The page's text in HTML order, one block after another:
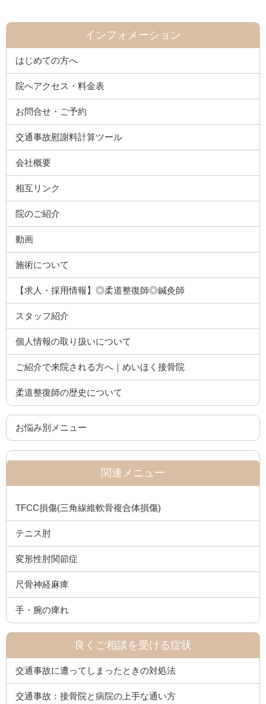
インフォメーション
はじめての方へ
院へアクセス・料金表
お問合せ・ご予約
交通事故慰謝料計算ツール
会社概要
相互リンク
院のご紹介
動画
施術について
【求人・採用情報】◎柔道整復師◎鍼灸師
スタッフ紹介
個人情報の取り扱いについて
ご紹介で来院される方へ｜めいほく接骨院
柔道整復師の歴史について
お悩み別メニュー
関連メニュー
TFCC損傷(三角線維軟骨複合体損傷)
テニス肘
変形性肘関節症
尺骨神経麻痺
手・腕の痺れ
良くご相談を受ける症状
交通事故に遭ってしまったときの対処法
交通事故：接骨院と病院の上手な通い方